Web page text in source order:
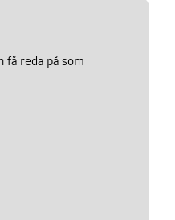
få reda på som